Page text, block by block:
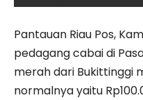
Pantauan Riau Pos,
pedagang cabai di
merah dari Bukittinggi
normalnya yaitu